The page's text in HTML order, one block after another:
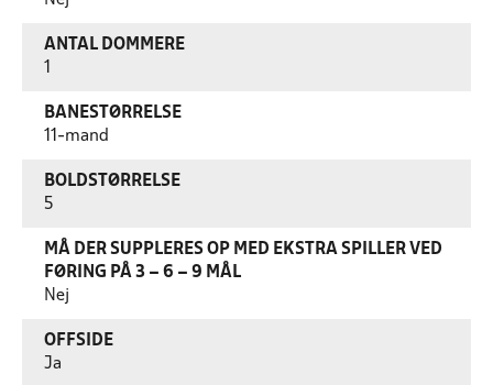
ANTAL DOMMERE
BANESTØRRELSE
11-mand
BOLDSTØRRELSE
5
MÅ DER SUPPLERES OP MED EKSTRA SPILLER VED
FØRING PÅ 3 – 6 – 9 MÅL
Nej
OFFSIDE
Ja